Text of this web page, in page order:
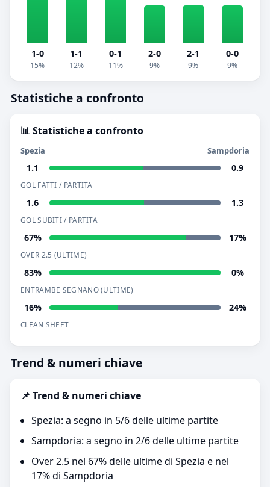
1-0
15%
1-1
12%
0-1
11%
2-0
9%
2-1
9%
0-0
9%
Statistiche a confronto
📊 Statistiche a confronto
Spezia Sampdoria
1.1 0.9
GOL FATTI / PARTITA
1.6 1.3
GOL SUBITI / PARTITA
67% 17%
OVER 2.5 (ULTIME)
83% 0%
ENTRAMBE SEGNANO (ULTIME)
16% 24%
CLEAN SHEET
Trend & numeri chiave
📌 Trend & numeri chiave
Spezia: a segno in 5/6 delle ultime partite
Sampdoria: a segno in 2/6 delle ultime partite
Over 2.5 nel 67% delle ultime di Spezia e nel
17% di Sampdoria